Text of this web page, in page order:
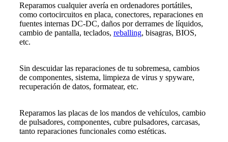
Reparamos cualquier avería en ordenadores portátiles,
como cortocircuitos en placa, conectores, reparaciones en
fuentes internas DC-DC, daños por derrames de líquidos,
cambio de pantalla, teclados, reballing, bisagras, BIOS,
etc.
Sin descuidar las reparaciones de tu sobremesa, cambios
de componentes, sistema, limpieza de virus y spyware,
recuperación de datos, formatear, etc.
Reparamos las placas de los mandos de vehículos, cambio
de pulsadores, componentes, cubre pulsadores, carcasas,
tanto reparaciones funcionales como estéticas.